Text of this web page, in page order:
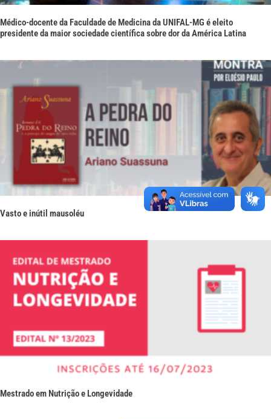
Médico-docente da Faculdade de Medicina da UNIFAL-MG é eleito
presidente da maior sociedade científica sobre dor da América Latina
Vasto e inútil mausoléu
Mestrado em Nutrição e Longevidade